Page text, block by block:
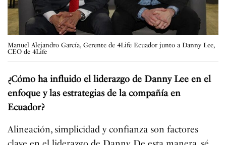
Manuel Alejandro García, Gerente de 4Life Ecuador junto a Danny Lee,
CEO de 4Life
¿Cómo ha influido el liderazgo de Danny Lee en el
enfoque y las estrategias de la compañía en
Ecuador?
Alineación, simplicidad y confianza son factores